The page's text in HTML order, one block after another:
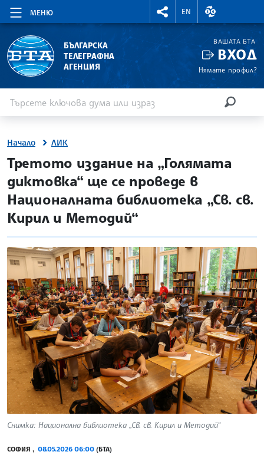
МЕНЮ
RIGHTMENU.SOCIAL
EN
ВАЛУТНИ
БЪЛГАРСКА
ТЕЛЕГРАФНА
АГЕНЦИЯ
ВАШАТА БТА
ВХОД
Нямате профил?
Начало ЛИК
site.bta
Третото издание на „Голямата
диктовка“ ще се проведе в
Националната библиотека „Св. св.
Кирил и Методий“
Снимка: Национална библиотека „Св. св. Кирил и Методий“
СОФИЯ , 08.05.2026 06:00 (БТА)